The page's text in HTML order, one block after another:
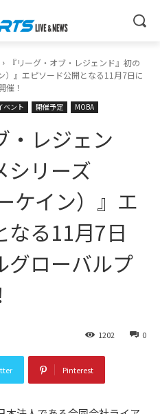
『リーグ・オブ・レジェンド』初の
）』エピソード公開となる11月7日に
催！
ベント 開催予定 MOBA
・レジェン
シリーズ
ケイン）』エ
なる11月7日
グローバルプ
0
1202
Pinterest